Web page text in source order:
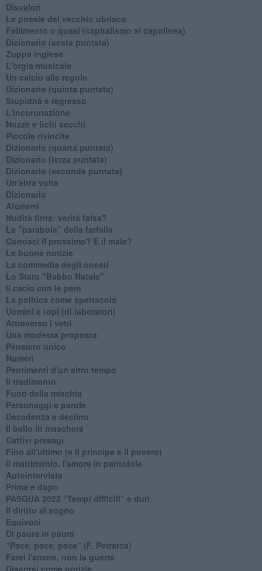
Disvalori
Le poesie del vecchio ubriaco
Fallimento o quasi (capitalismo al capolinea)
Dizionario (sesta puntata)
Zuppa inglese
L'orgia musicale
Un calcio alle regole
Dizionario (quinta puntata)
Stupidità e regresso
L'incoronazione
Nozze e fichi secchi
Piccole rivincite
​Dizionario (quarta puntata)
​Dizionario (terza puntata)
​Dizionario (seconda puntata)
Un'altra volta
Dizionario
Aforismi
Nudità finta: verità falsa?
La "parabola" della farfalla
Conosci il prossimo? E il male?
Le buone notizie
La commedia degli onesti
Lo Stato "Babbo Natale"
Il cacio con le pere
La politica come spettacolo
Uomini e topi (di laboratori)
Attraverso i vetri
Una modesta proposta
Pensiero unico
Numeri
Pentimenti d'un altro tempo
Il tradimento
Fuori della mischia
Personaggi e parole
Decadenza e declino
Il ballo in maschera
Cattivi presagi
Fino all'ultimo (e Il principe e il povero)
Il matrimonio, l'amore in pantofole
Autointervista
Prima e dopo
​PASQUA 2022 “Tempi difficili” e duri
Il diritto al sogno
Equivoci
Di paura in paura
​“Pace, pace, pace” (F. Petrarca)
Farei l'amore, non la guerra
Discorsi come notizie